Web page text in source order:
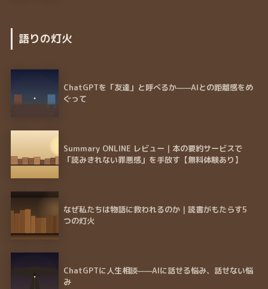
語りの灯火
ChatGPTを「友達」と呼べるか——AIとの距離感をめ
ぐって
Summary ONLINE レビュー｜本の要約サービスで
「読みきれない罪悪感」を手放す【無料体験あり】
なぜ私たちは物語に救われるのか｜読書がもたらす5
つの灯火
ChatGPTに人生相談——AIに話せる悩み、話せない悩
み